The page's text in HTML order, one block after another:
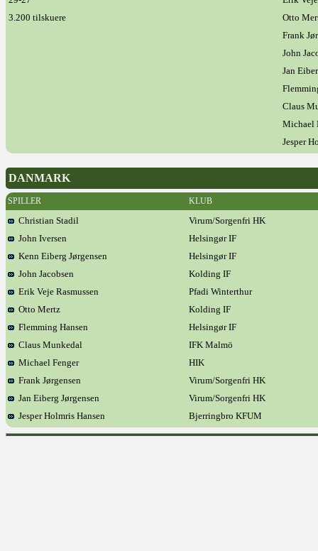
3.200 tilskuere
Otto
Frank
John
Jan
Claus
Michael
Jesper
DANMARK
SPILLER KLUB
Christian Stadil
Virum/Sorgenfri HK
John Iversen
Helsingør IF
Kenn Eiberg Jørgensen
Helsingør IF
John Jacobsen
Kolding IF
Erik Veje Rasmussen
Pfadi Winterthur
Otto Mertz
Kolding IF
Flemming Hansen
Helsingør IF
Claus Munkedal
IFK Malmö
Michael Fenger
HIK
Frank Jørgensen
Virum/Sorgenfri HK
Jan Eiberg Jørgensen
Virum/Sorgenfri HK
Jesper Holmris Hansen
Bjerringbro KFUM